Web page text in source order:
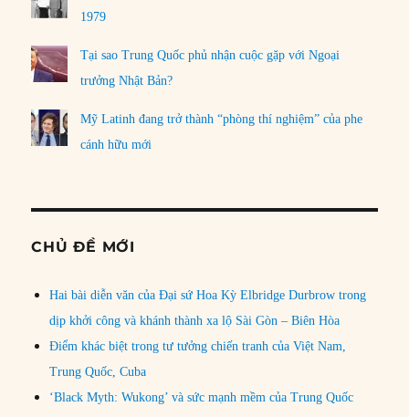
1979
Tại sao Trung Quốc phủ nhận cuộc gặp với Ngoại
trưởng Nhật Bản?
Mỹ Latinh đang trở thành “phòng thí nghiệm” của phe
cánh hữu mới
CHỦ ĐỀ MỚI
Hai bài diễn văn của Đại sứ Hoa Kỳ Elbridge Durbrow trong
dịp khởi công và khánh thành xa lộ Sài Gòn – Biên Hòa
Điểm khác biệt trong tư tưởng chiến tranh của Việt Nam,
Trung Quốc, Cuba
‘Black Myth: Wukong’ và sức mạnh mềm của Trung Quốc